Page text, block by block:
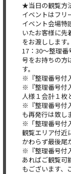
★当日の観覧方
イベントはフリ
イベント会場特
いたお客様に先
をお渡しします。
17：30～整理
号をお持ちの方
す。
※『整理番号付
※『整理番号付
人様１会計１枚
※『整理番号付
も再発行は致し
※「整理番号付
観覧エリア付近
かわらず最後尾
※『整理番号付
あればご観覧可
もございます、